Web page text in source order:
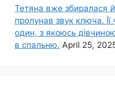
Тетяна вже збиралася
пролунав звук ключа.
один, з якоюсь
в спальню. April 25,